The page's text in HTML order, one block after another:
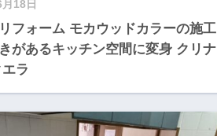
18日
フォーム モカウッドカラーの施工
があるキッチン空間に変身 クリナ
ラ